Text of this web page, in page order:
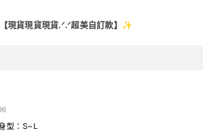
現貨現貨現貨.ᐟ.ᐟ超美自訂款】✨
型：S~L